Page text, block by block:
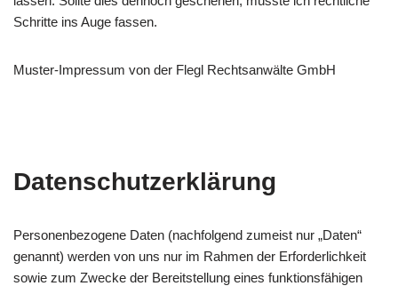
Schritte ins Auge fassen.
Muster-Impressum von der Flegl Rechtsanwälte GmbH
Datenschutzerklärung
Personenbezogene Daten (nachfolgend zumeist nur „Daten“
genannt) werden von uns nur im Rahmen der Erforderlichkeit
sowie zum Zwecke der Bereitstellung eines funktionsfähigen